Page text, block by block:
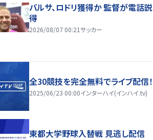
バルサ、ロドリ獲得か 監督が電話説
得
2026/08/07 00:21サッカー
全30競技を完全無料でライブ配信！
2025/06/23 00:00インターハイ(インハイ.tv)
東都大学野球入替戦 見逃し配信